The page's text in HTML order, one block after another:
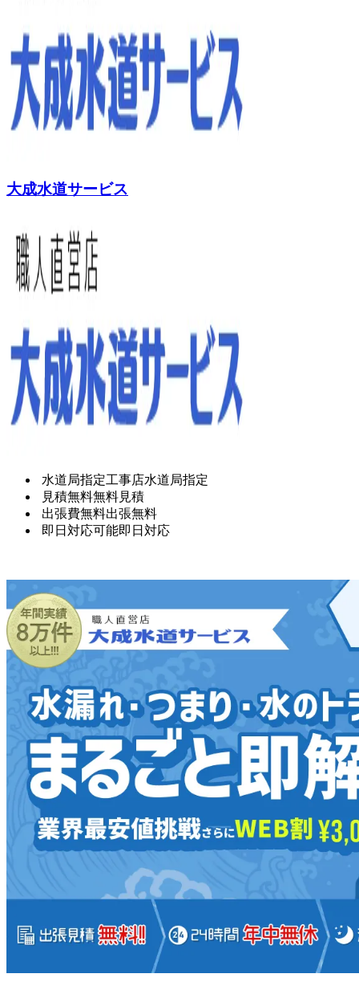
大成水道サービス
水道局指定工事店水道局指定
見積無料無料見積
出張費無料出張無料
即日対応可能即日対応